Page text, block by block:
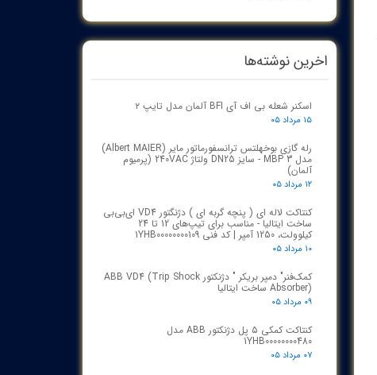
اخرین نوشته‌ها
اسکنر شعله بی اف آی BFI آلمان مدل تایپ ۲
۱۵ مرداد ۰۵
رله گازی بوخهلتس ترانسفورماتور مایر (Albert MAIER)
مدل MBP 3 - سایز DN25 ولتاژ 240VAC (پرمیوم
آلمان)
۱۲ مرداد ۰۵
کنتاکت لاله ای ( پنچه گربه ای ) دژنگتور VD4 ای‌بی‌بی
ساخت ایتالیا - مناسب برای تیپ‌های 12 تا 24
کیلوولت، 1250 آمپر | کد فنی 1YHB00000000109
۱۰ مرداد ۰۵
کمک‌فنر" دمپر بریکر " دژنکتور ABB VD4 (Trip Shock
Absorber) ساخت ایتالیا
۰۹ مرداد ۰۵
کنتاکت کمکی ۵ پل دژنکتور ABB مدل
1YHB00000000480
۰۷ مرداد ۰۵